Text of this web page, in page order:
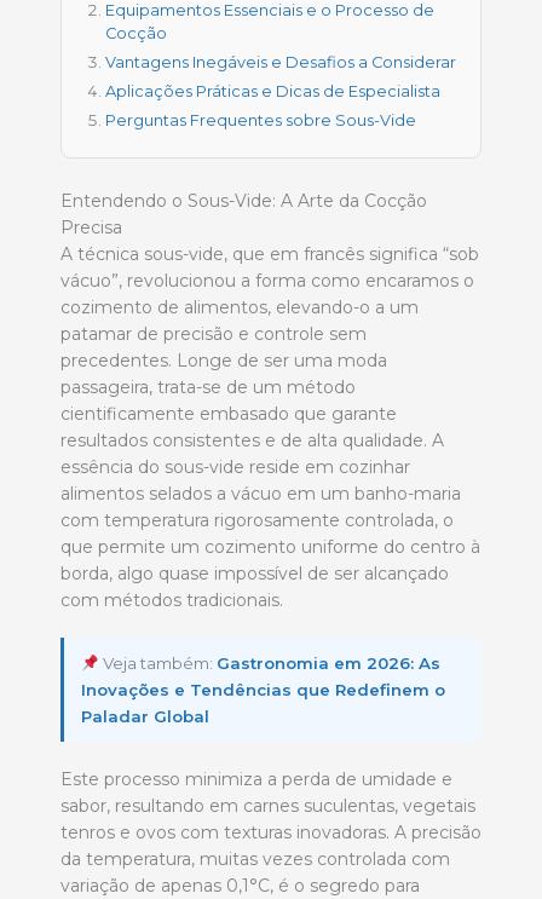
Equipamentos Essenciais e o Processo de
Cocção
Vantagens Inegáveis e Desafios a Considerar
Aplicações Práticas e Dicas de Especialista
Perguntas Frequentes sobre Sous-Vide
Entendendo o Sous-Vide: A Arte da Cocção
Precisa
A técnica sous-vide, que em francês significa “sob
vácuo”, revolucionou a forma como encaramos o
cozimento de alimentos, elevando-o a um
patamar de precisão e controle sem
precedentes. Longe de ser uma moda
passageira, trata-se de um método
cientificamente embasado que garante
resultados consistentes e de alta qualidade. A
essência do sous-vide reside em cozinhar
alimentos selados a vácuo em um banho-maria
com temperatura rigorosamente controlada, o
que permite um cozimento uniforme do centro à
borda, algo quase impossível de ser alcançado
com métodos tradicionais.
Veja também: Gastronomia em 2026: As
Inovações e Tendências que Redefinem o
Paladar Global
Este processo minimiza a perda de umidade e
sabor, resultando em carnes suculentas, vegetais
tenros e ovos com texturas inovadoras. A precisão
da temperatura, muitas vezes controlada com
variação de apenas 0,1°C, é o segredo para